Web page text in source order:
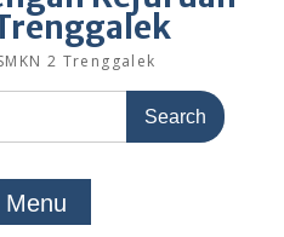
2 Trenggalek
Menu